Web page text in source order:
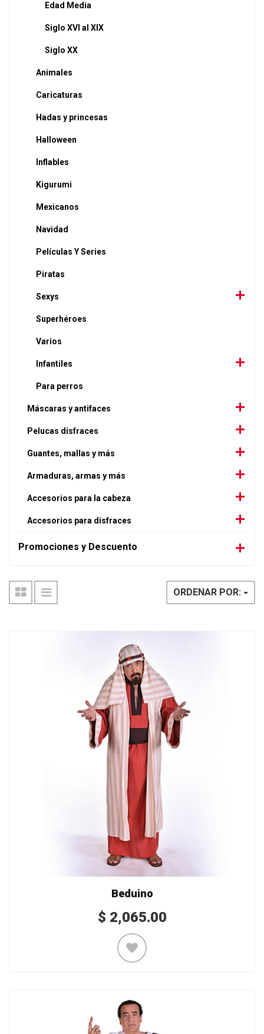
Edad Media
Siglo XVI al XIX
Siglo XX
Animales
Caricaturas
Hadas y princesas
Halloween
Inflables
Kigurumi
Mexicanos
Navidad
Películas Y Series
Piratas
Sexys
Superhéroes
Varios
Infantiles
Para perros
Máscaras y antifaces
Pelucas disfraces
Guantes, mallas y más
Armaduras, armas y más
Accesorios para la cabeza
Accesorios para disfraces
Promociones y Descuento
ORDENAR POR:
Beduino
$ 2,065.00